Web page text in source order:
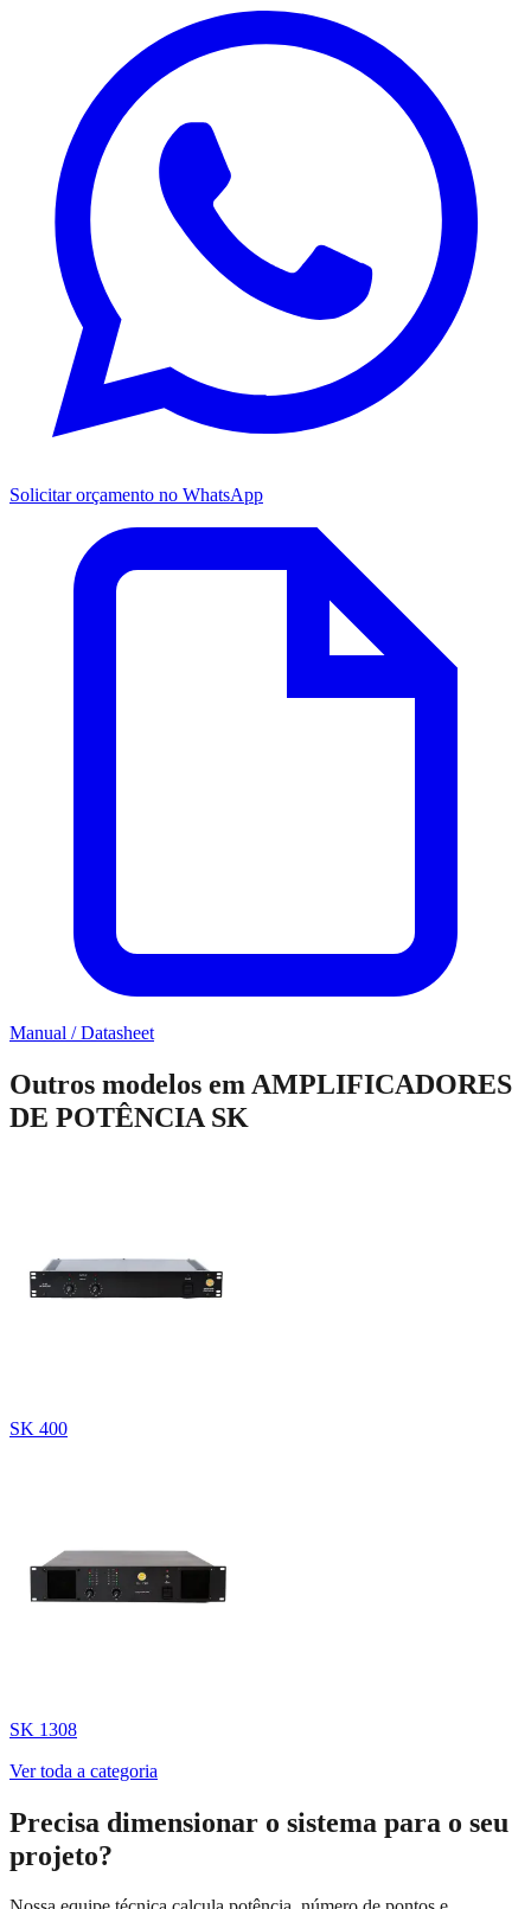
Solicitar orçamento no WhatsApp
Manual / Datasheet
Outros modelos em AMPLIFICADORES
DE POTÊNCIA SK
SK 400
SK 1308
Ver toda a categoria
Precisa dimensionar o sistema para o seu
projeto?